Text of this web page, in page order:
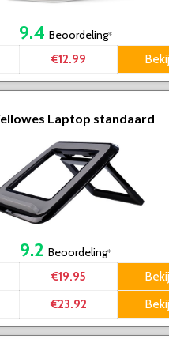
9.4 Beoordeling*
€12.99
Laptop standaard
9.2 Beoordeling*
€19.95
€23.92